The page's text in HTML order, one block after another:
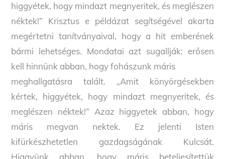
higgyétek, hogy mindazt megnyeritek, és meglészen
néktek!” Krisztus e példázat segítségével akarta
megértetni tanítványaival, hogy a hit emberének
bármi lehetséges. Mondatai azt sugallják: erősen
kell hinnünk abban, hogy fohászunk máris
meghallgatásra talált. „Amit könyörgésekben
kértek, higgyétek, hogy mindazt megnyeritek, és
meglészen néktek!” Azaz higgyetek abban, hogy
máris megvan nektek. Ez jelenti Isten
kifürkészhetetlen gazdagságának Kulcsát.
Higgyünk abban, hogy máris beteljesítettük